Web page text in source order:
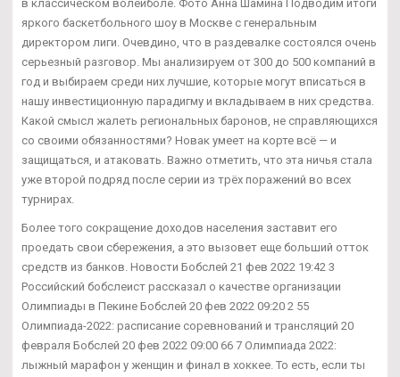
в классическом волейболе. Фото Анна Шамина Подводим итоги
яркого баскетбольного шоу в Москве с генеральным
директором лиги. Очевдино, что в раздевалке состоялся очень
серьезный разговор. Мы анализируем от 300 до 500 компаний в
год и выбираем среди них лучшие, которые могут вписаться в
нашу инвестиционную парадигму и вкладываем в них средства.
Какой смысл жалеть региональных баронов, не справляющихся
со своими обязанностями? Новак умеет на корте всё — и
защищаться, и атаковать. Важно отметить, что эта ничья стала
уже второй подряд после серии из трёх поражений во всех
турнирах.
Более того сокращение доходов населения заставит его
проедать свои сбережения, а это вызовет еще больший отток
средств из банков. Новости Бобслей 21 фев 2022 19:42 3
Российский бобслеист рассказал о качестве организации
Олимпиады в Пекине Бобслей 20 фев 2022 09:20 2 55
Олимпиада-2022: расписание соревнований и трансляций 20
февраля Бобслей 20 фев 2022 09:00 66 7 Олимпиада 2022:
лыжный марафон у женщин и финал в хоккее. То есть, если ты